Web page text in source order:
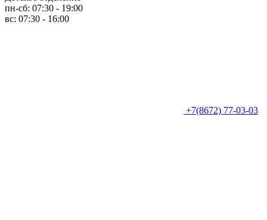
пн-сб: 07:30 - 19:00
вс: 07:30 - 16:00
+7(8672) 77-03-03